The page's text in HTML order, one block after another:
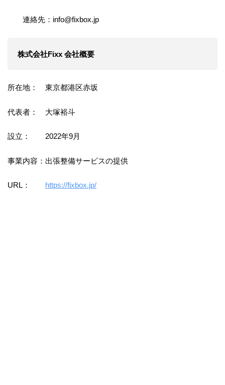
連絡先：info@fixbox.jp
株式会社Fixx 会社概要
所在地： 東京都港区赤坂
代表者： 大塚裕斗
設立： 2022年9月
事業内容：出張整備サービスの提供
URL： https://fixbox.jp/